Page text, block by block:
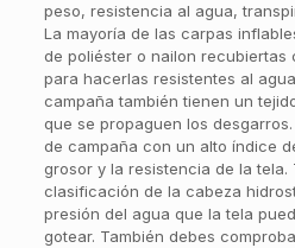
peso, resistencia al agua,
La mayoría de las carpas
de poliéster o nailon recubiertas
para hacerlas resistentes al
campaña también tienen un
que se propaguen los
de campaña con un alto índice
grosor y la resistencia de la
clasificación de la cabeza
presión del agua que la tela
gotear. También debes